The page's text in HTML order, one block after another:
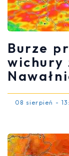
Burze
wichury
08 sierpień -